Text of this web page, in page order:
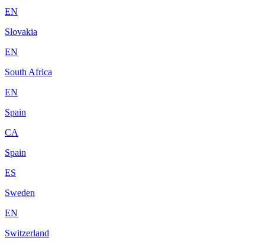
EN
Slovakia
EN
South Africa
EN
Spain
CA
Spain
ES
Sweden
EN
Switzerland